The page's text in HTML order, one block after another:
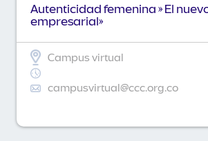
Autenticidad femenina » El
empresarial»
Campus virtual
campusvirtual@ccc.org.co